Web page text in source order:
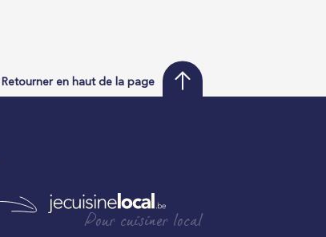
Retourner en haut de la page
Pour cuisiner local